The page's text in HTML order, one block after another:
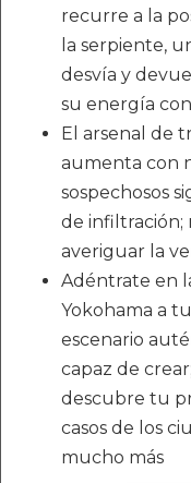
recurre a la
la serpiente,
desvía y
su energía
El arsenal de
aumenta con
sospechosos
de infiltración;
averiguar la
Adéntrate en
Yokohama a
escenario
capaz de
descubre tu
casos de los
mucho más